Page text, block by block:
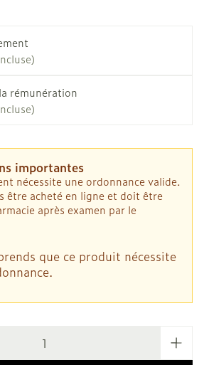
rémunération
importantes
nécessite une ordonnance valide.
être acheté en ligne et doit être
après examen par le
que ce produit nécessite